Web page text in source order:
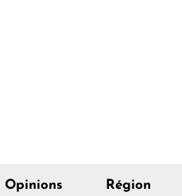
Opinions Région